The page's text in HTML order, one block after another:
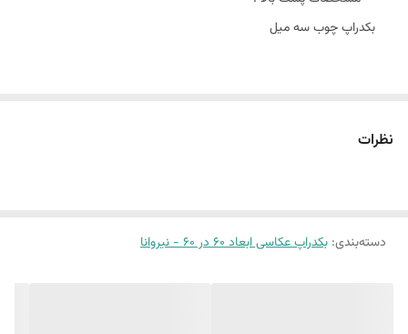
بکدراپ چوب سه میل
دو عدد بکدراپ ۶٠ در ۶٠نظرات
دسته‌بندی: بکدراپ عکاسی ابعاد 60 در 60 - نیروانا